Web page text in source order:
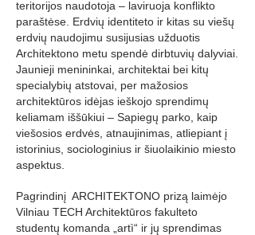
teritorijos naudotoja – laviruoja konflikto
paraštėse. Erdvių identiteto ir kitas su viešų
erdvių naudojimu susijusias užduotis
Architektono metu spendė dirbtuvių dalyviai.
Jaunieji menininkai, architektai bei kitų
specialybių atstovai, per mažosios
architektūros idėjas ieškojo sprendimų
keliamam iššūkiui – Sapiegų parko, kaip
viešosios erdvės, atnaujinimas, atliepiant į
istorinius, sociologinius ir šiuolaikinio miesto
aspektus.
Pagrindinį ARCHITEKTONO prizą laimėjo
Vilniau TECH Architektūros fakulteto
studentų komanda „artì“ ir jų sprendimas